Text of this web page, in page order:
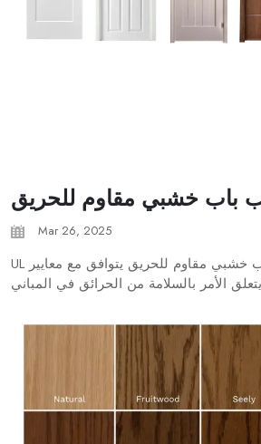
باب خشبي مقاوم للحريق
Mar 26, 2025
كيفية تركيب باب خشبي مقاوم للحريق يتوافق مع معايير UL
الأمر بالسلامة من الحرائق في المباني
حيوي. في شنغهاي Xunzhong، نوفر أبوابًا خشبية عالية الجودة